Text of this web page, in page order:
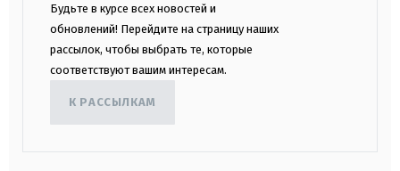
Будьте в курсе всех новостей и
обновлений! Перейдите на страницу наших
рассылок, чтобы выбрать те, которые
соответствуют вашим интересам.
К РАССЫЛКАМ